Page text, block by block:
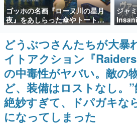
新世代に訊く
これからのデジタルゲーム市
の姿を追い、彼らのルーツと
ゲーム世代の作家たち
ゲームに多大な影響を受けた
日本のコンテンツ産業やカル
画です。
日本モバイルゲーム産
日本のモバイルゲーム史にお
ルを網羅するほか、開発者へ
解説を掲載。約20年の歴史が
ゴッホの名画『ローヌ川の星月
夜』をあしらった傘やトートバ
ッグなどが登場。8月7日21時よ
り2日間限定で予約販売
ジャ
「
幕付
「
9年ぶ
て
どうぶつさんたちが大暴
イトアクション『
の中毒性がヤバい。敵の
ど、装備はロストなし。
絶妙すぎて、ドパガキな
になってしまった